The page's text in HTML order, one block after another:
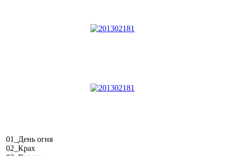
01_День огня
02_Крах